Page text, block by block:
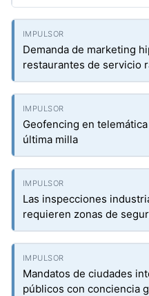
Demanda de marketing
restaurantes de servicio
Geofencing en
última milla
Las inspecciones
requieren zonas de
Mandatos de ciudades
públicos con conciencia